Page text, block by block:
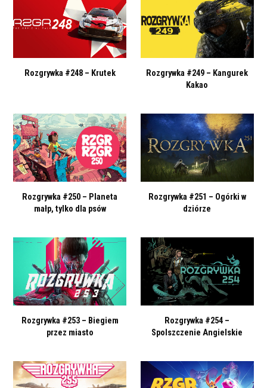
Rozgrywka #248 – Krutek
Rozgrywka #249 – Kangurek
Kakao
Rozgrywka #250 – Planeta
małp, tylko dla psów
Rozgrywka #251 – Ogórki w
dziórze
Rozgrywka #253 – Biegiem
przez miasto
Rozgrywka #254 –
Spolszczenie Angielskie